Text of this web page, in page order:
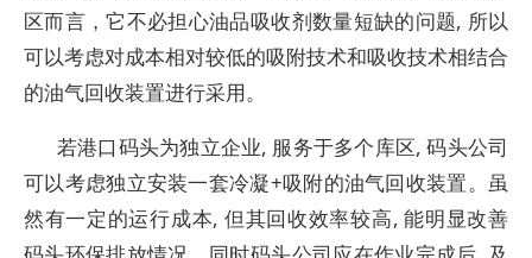
区而言，它不必担心油品吸收剂数量短缺的问题, 所以
可以考虑对成本相对较低的吸附技术和吸收技术相结合
的油气回收装置进行采用。
若港口码头为独立企业, 服务于多个库区, 码头公司
可以考虑独立安装一套冷凝+吸附的油气回收装置。虽
然有一定的运行成本, 但其回收效率较高, 能明显改善